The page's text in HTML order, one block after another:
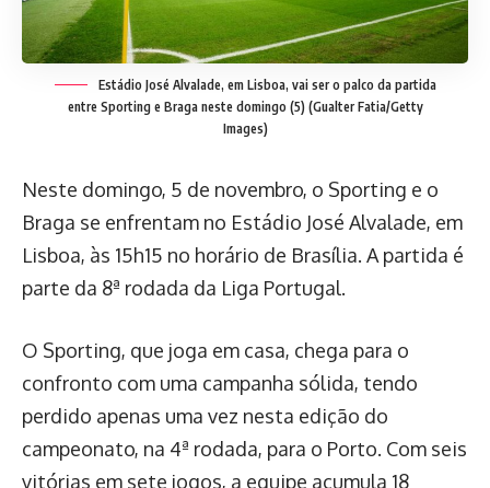
Estádio José Alvalade, em Lisboa, vai ser o palco da partida
entre Sporting e Braga neste domingo (5) (Gualter Fatia/Getty
Images)
Neste domingo, 5 de novembro, o Sporting e o
Braga se enfrentam no Estádio José Alvalade, em
Lisboa, às 15h15 no horário de Brasília. A partida é
parte da 8ª rodada da Liga Portugal.
O Sporting, que joga em casa, chega para o
confronto com uma campanha sólida, tendo
perdido apenas uma vez nesta edição do
campeonato, na 4ª rodada, para o Porto. Com seis
vitórias em sete jogos, a equipe acumula 18